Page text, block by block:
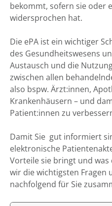
bekommt, sofern sie oder
widersprochen hat.
Die ePA ist ein wichtiger
des Gesundheitswesens
Austausch und die
zwischen allen
also bspw. Ärzt:innen,
Krankenhäusern – und
Patient:innen zu
Damit Sie gut informiert
elektronische
Vorteile sie bringt und was
wir die wichtigsten Fragen
nachfolgend für Sie